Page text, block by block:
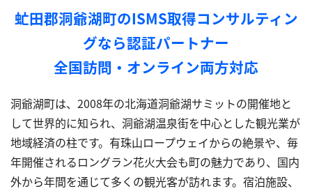
虻田郡洞爺湖町のISMS取得コンサルティン
グなら認証パートナー
全国訪問・オンライン両方対応
洞爺湖町は、2008年の北海道洞爺湖サミットの開催地と
して世界的に知られ、洞爺湖温泉街を中心とした観光業が
地域経済の柱です。有珠山ロープウェイからの絶景や、毎
年開催されるロングラン花火大会も町の魅力であり、国内
外から年間を通じて多くの観光客が訪れます。宿泊施設、